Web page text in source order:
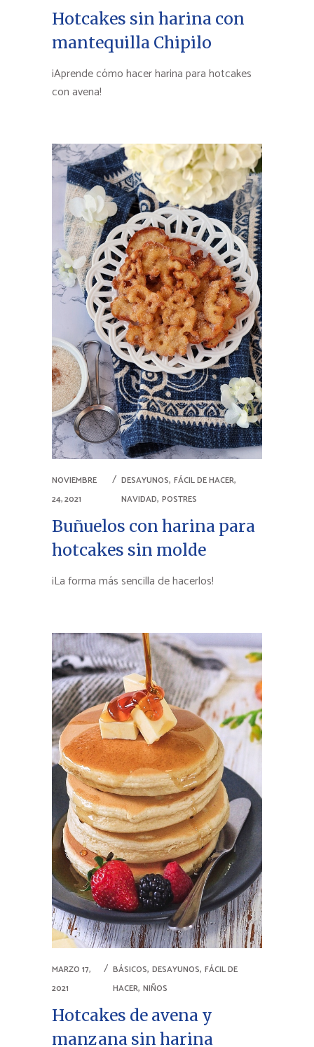
Hotcakes sin harina con
mantequilla Chipilo
¡Aprende cómo hacer harina para hotcakes
con avena!
NOVIEMBRE
24, 2021
DESAYUNOS, FÁCIL DE HACER,
NAVIDAD, POSTRES
Buñuelos con harina para
hotcakes sin molde
¡La forma más sencilla de hacerlos!
MARZO 17,
2021
BÁSICOS, DESAYUNOS, FÁCIL DE
HACER, NIÑOS
Hotcakes de avena y
manzana sin harina